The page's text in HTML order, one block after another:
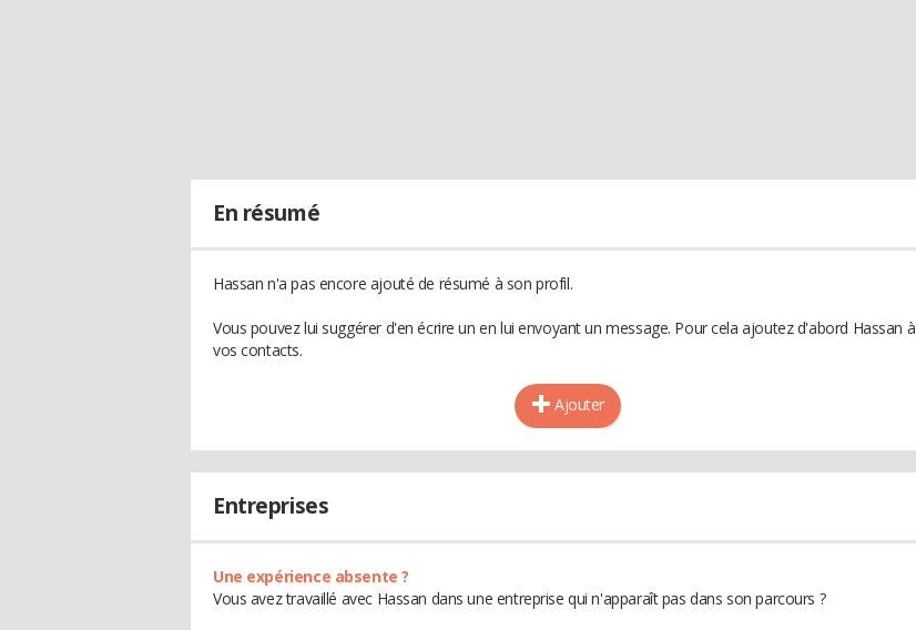
En résumé
Hassan n'a pas encore ajouté de résumé à son profil.
Vous pouvez lui suggérer d'en écrire un en lui envoyant un message. Pour cela ajoutez d'abord Hassan à
vos contacts.
Ajouter
Entreprises
Une expérience absente ?
Vous avez travaillé avec Hassan dans une entreprise qui n'apparaît pas dans son parcours ?